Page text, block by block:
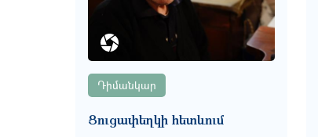
Դիմանկար
Ցուցափեղկի հետևում